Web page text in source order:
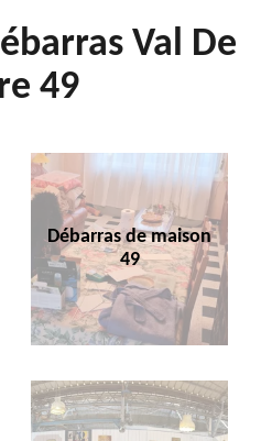
Val De
49
Débarras de maison
49